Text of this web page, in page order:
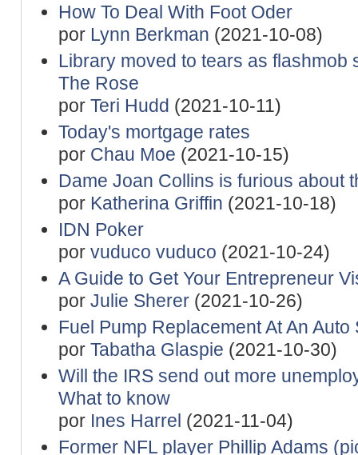
How To Deal With Foot Oder
por Lynn Berkman (2021-10-08)
Library moved to tears as flashmob
The Rose
por Teri Hudd (2021-10-11)
Today's mortgage rates
por Chau Moe (2021-10-15)
Dame Joan Collins is furious about
por Katherina Griffin (2021-10-18)
IDN Poker
por vuduco vuduco (2021-10-24)
A Guide to Get Your Entrepreneur
por Julie Sherer(2021-10-26)
Fuel Pump Replacement At An
por Tabatha Glaspie (2021-10-30)
Will the IRS send out more
What to know
por Ines Harrel (2021-11-04)
Former NFL player Phillip Adams